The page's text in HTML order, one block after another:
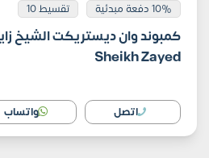
10% دفعة مبدئية تقسيط 10
Sheikh Zayed
اتصل واتساب